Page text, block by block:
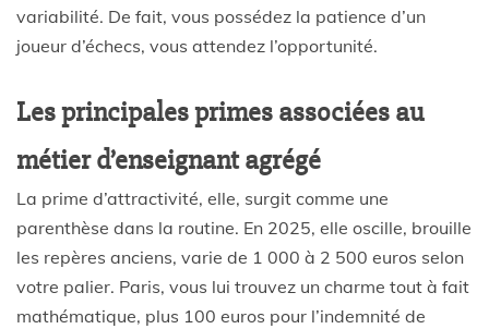
variabilité. De fait, vous possédez la patience d’un
joueur d’échecs, vous attendez l’opportunité.
Les principales primes associées au
métier d’enseignant agrégé
La prime d’attractivité, elle, surgit comme une
parenthèse dans la routine. En 2025, elle oscille, brouille
les repères anciens, varie de 1 000 à 2 500 euros selon
votre palier. Paris, vous lui trouvez un charme tout à fait
mathématique, plus 100 euros pour l’indemnité de